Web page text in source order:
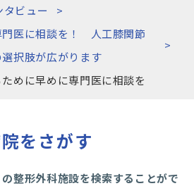
タビュー
門医に相談を！ 人工膝関節
択肢が広がります
めに早めに専門医に相談を
をさがす
整形外科施設を検索することがで